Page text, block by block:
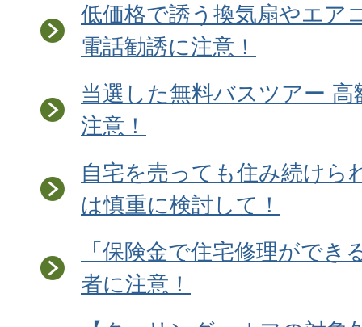
低価格で誘う換気扇やエア
電話勧誘に注意！
当選した無料バスツアー
注意！
自宅を売っても住み続けら
は慎重に検討して！
「保険金で住宅修理ができ
者に注意！